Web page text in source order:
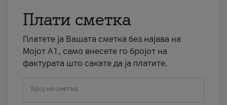
Плати сметка
Платете ја Вашата сметка без најава на
Мојот А1, само внесете го бројот на
фактурата што сакате да ја платите.
Број на сметка